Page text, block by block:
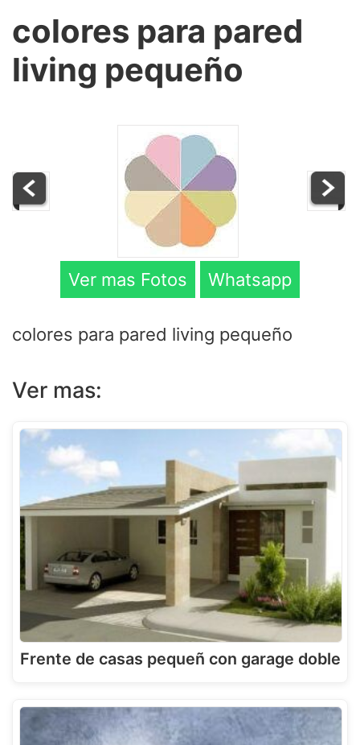
colores para pared
living pequeño
Ver mas Fotos Whatsapp
colores para pared living pequeño
Ver mas:
Frente de casas pequeñ con garage doble